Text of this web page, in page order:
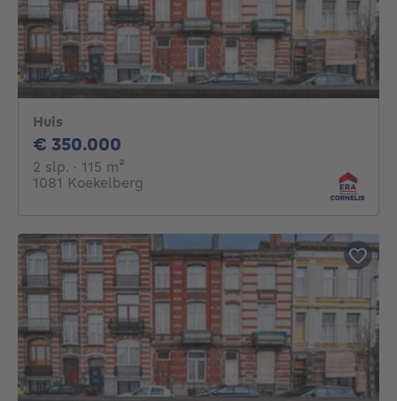
Huis
€ 350.000
2 slp. 2 slaapkamers
· 115 m²
1081 Koekelberg